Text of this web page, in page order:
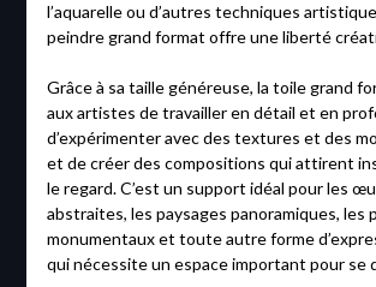
l’aquarelle ou d’autres techniques
peindre grand format offre une liberté
Grâce à sa taille généreuse, la toile grand
aux artistes de travailler en détail et en
d’expérimenter avec des textures et des
et de créer des compositions qui attirent
le regard. C’est un support idéal pour les
abstraites, les paysages panoramiques, les
monumentaux et toute autre forme
qui nécessite un espace important pour se